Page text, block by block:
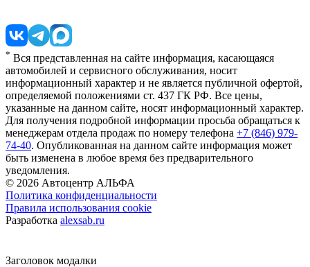
* Вся представленная на сайте информация, касающаяся
автомобилей и сервисного обслуживания, носит
информационный характер и не является публичной офертой,
определяемой положениями ст. 437 ГК РФ. Все цены,
указанные на данном сайте, носят информационный характер.
Для получения подробной информации просьба обращаться к
менеджерам отдела продаж по номеру телефона +7 (846) 979-
74-40. Опубликованная на данном сайте информация может
быть изменена в любое время без предварительного
уведомления.
© 2026 Автоцентр АЛЬФА
Политика конфиденциальности
Правила использования cookie
Разработка alexsab.ru
Заголовок модалки